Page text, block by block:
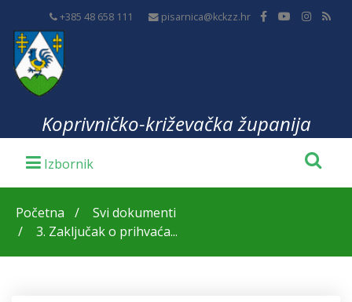
+385 48 658 111 pisarnica@kckzz.hr
Koprivničko-križevačka županija
Početna
Svi dokumenti
3. Zaključak o prihvaća...